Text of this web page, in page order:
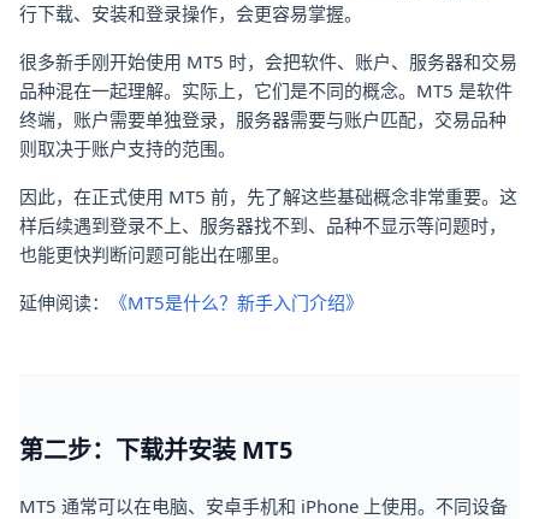
行下载、安装和登录操作，会更容易掌握。
很多新手刚开始使用 MT5 时，会把软件、账户、服务器和交易
品种混在一起理解。实际上，它们是不同的概念。MT5 是软件
终端，账户需要单独登录，服务器需要与账户匹配，交易品种
则取决于账户支持的范围。
因此，在正式使用 MT5 前，先了解这些基础概念非常重要。这
样后续遇到登录不上、服务器找不到、品种不显示等问题时，
也能更快判断问题可能出在哪里。
延伸阅读：
《MT5是什么？新手入门介绍》
第二步：下载并安装 MT5
MT5 通常可以在电脑、安卓手机和 iPhone 上使用。不同设备